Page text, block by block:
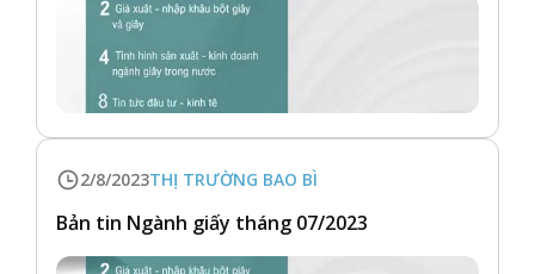
2/8/2023THỊ TRƯỜNG BAO BÌ
Bản tin Ngành giấy tháng 07/2023